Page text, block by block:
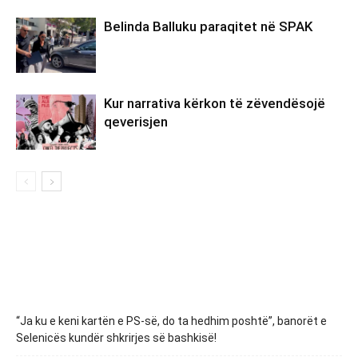
Belinda Balluku paraqitet në SPAK
Kur narrativa kërkon të zëvendësojë
qeverisjen
“Ja ku e keni kartën e PS-së, do ta hedhim poshtë”, banorët e
Selenicës kundër shkrirjes së bashkisë!